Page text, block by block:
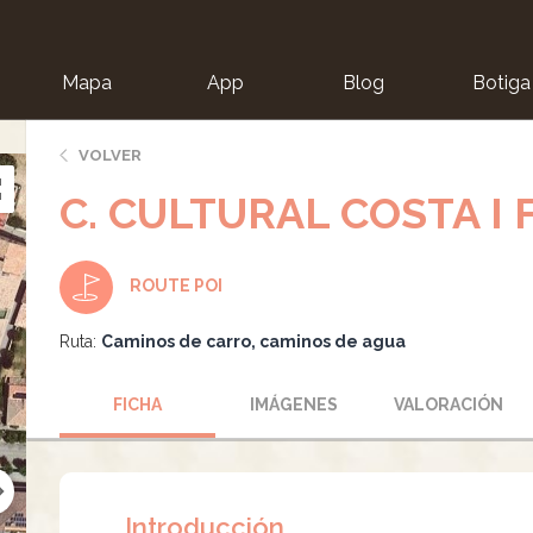
Mapa App Blog Botiga
VOLVER
C. CULTURAL COSTA I
ROUTE POI
Ruta: Caminos de carro, caminos de agua
FICHA IMÁGENES VALORACIÓN